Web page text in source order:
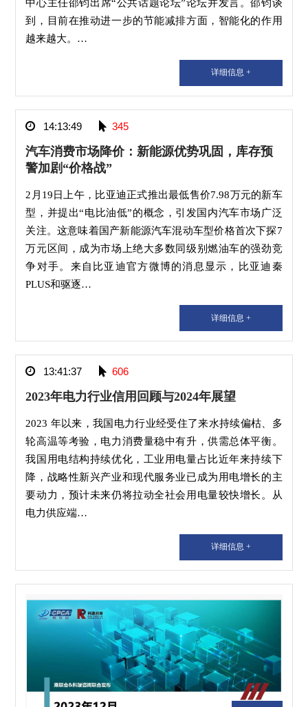
中心主任邵钧出席“公共话题论坛”论坛并发言。邵钧谈
到，目前在推动进一步的节能减排方面，智能化的作用
越来越大。…
详细信息 +
14:13:49 345
汽车消费市场降价：新能源优势巩固，库存预
警加剧“价格战”
2月19日上午，比亚迪正式推出最低售价7.98万元的新车
型，并提出“电比油低”的概念，引发国内汽车市场广泛
关注。这意味着国产新能源汽车混动车型价格首次下探7
万元区间，成为市场上绝大多数同级别燃油车的强劲竞
争对手。来自比亚迪官方微博的消息显示，比亚迪秦
PLUS和驱逐…
详细信息 +
13:41:37 606
2023年电力行业信用回顾与2024年展望
2023 年以来，我国电力行业经受住了来水持续偏枯、多
轮高温等考验，电力消费量稳中有升，供需总体平衡。
我国用电结构持续优化，工业用电量占比近年来持续下
降，战略性新兴产业和现代服务业已成为用电增长的主
要动力，预计未来仍将拉动全社会用电量较快增长。从
电力供应端…
详细信息 +